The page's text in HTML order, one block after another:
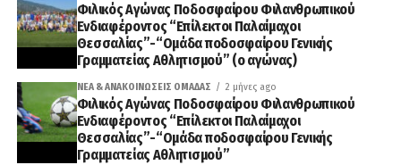
Φιλικός Αγώνας Ποδοσφαίρου Φιλανθρωπικού
Ενδιαφέροντος “Επίλεκτοι Παλαίμαχοι
Θεσσαλίας”-“Ομάδα ποδοσφαίρου Γενικής
Γραμματείας Αθλητισμού” (ο αγώνας)
ΝΈΑ & ΑΝΑΚΟΙΝΏΣΕΙΣ ΟΜΆΔΑΣ 2 μήνες ago
Φιλικός Αγώνας Ποδοσφαίρου Φιλανθρωπικού
Ενδιαφέροντος “Επίλεκτοι Παλαίμαχοι
Θεσσαλίας”-“Ομάδα ποδοσφαίρου Γενικής
Γραμματείας Αθλητισμού”